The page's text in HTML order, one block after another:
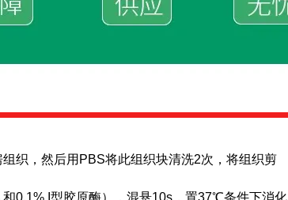
织，然后用PBS将此组织块清洗2次，将组织剪
0.1% I型胶原酶），混悬10s，置37℃条件下消化